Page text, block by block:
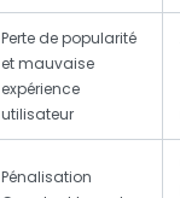
Perte de popularité
et mauvaise
expérience
utilisateur
Pénalisation